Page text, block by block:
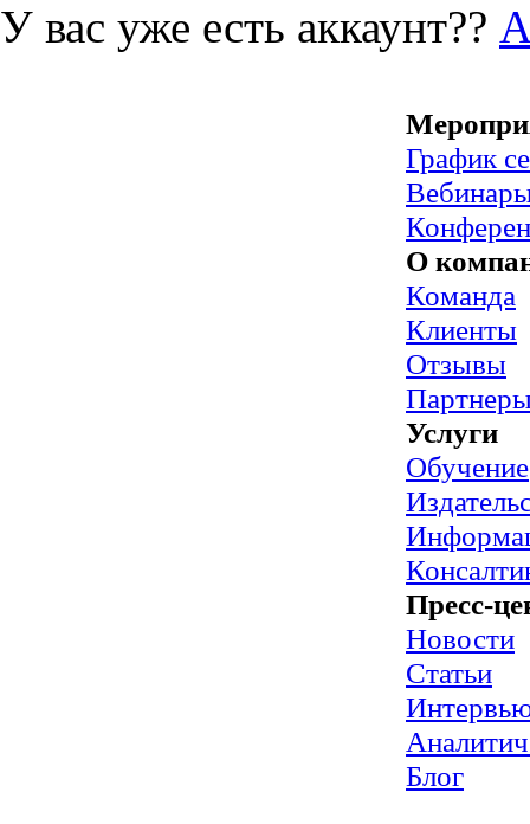
У вас уже есть аккаунт??
График
О
Команда
Клиенты
Отзывы
Услуги
Обучение
Пресс-
Новости
Статьи
Блог